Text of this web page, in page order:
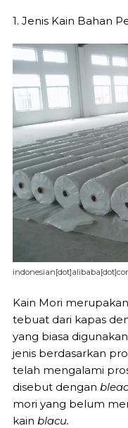
1. Jenis Kain Bahan
Kain Mori
tebuat dari kapas
yang biasa
jenis berdasarkan
telah mengalami
disebut dengan
mori yang belum
kain blacu.